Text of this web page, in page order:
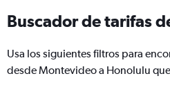
Buscador de tarifas
Usa los siguientes filtros para
desde Montevideo a Honolulu